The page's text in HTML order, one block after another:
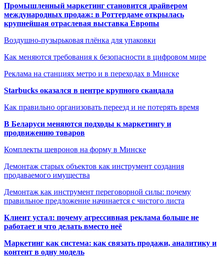
Промышленный маркетинг становится драйвером
международных продаж: в Роттердаме открылась
крупнейшая отраслевая выставка Европы
Воздушно-пузырьковая плёнка для упаковки
Как меняются требования к безопасности в цифровом мире
Реклама на станциях метро и в переходах в Минске
Starbucks оказался в центре крупного скандала
Как правильно организовать переезд и не потерять время
В Беларуси меняются подходы к маркетингу и
продвижению товаров
Комплекты шевронов на форму в Минске
Демонтаж старых объектов как инструмент создания
продаваемого имущества
Демонтаж как инструмент переговорной силы: почему
правильное предложение начинается с чистого листа
Клиент устал: почему агрессивная реклама больше не
работает и что делать вместо неё
Маркетинг как система: как связать продажи, аналитику и
контент в одну модель